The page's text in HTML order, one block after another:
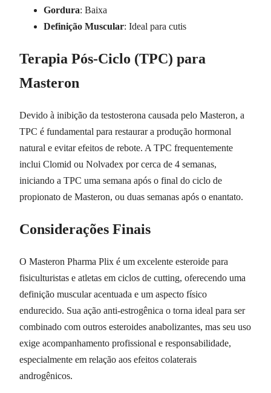
Gordura: Baixa
Definição Muscular: Ideal para cutis
Terapia Pós-Ciclo (TPC) para
Masteron
Devido à inibição da testosterona causada pelo Masteron, a
TPC é fundamental para restaurar a produção hormonal
natural e evitar efeitos de rebote. A TPC frequentemente
inclui Clomid ou Nolvadex por cerca de 4 semanas,
iniciando a TPC uma semana após o final do ciclo de
propionato de Masteron, ou duas semanas após o enantato.
Considerações Finais
O Masteron Pharma Plix é um excelente esteroide para
fisiculturistas e atletas em ciclos de cutting, oferecendo uma
definição muscular acentuada e um aspecto físico
endurecido. Sua ação anti-estrogênica o torna ideal para ser
combinado com outros esteroides anabolizantes, mas seu uso
exige acompanhamento profissional e responsabilidade,
especialmente em relação aos efeitos colaterais
androgênicos.